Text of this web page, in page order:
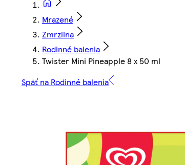
Mrazené
Zmrzlina
Rodinné balenia
Twister Mini Pineapple 8 x 50 ml
Späť na Rodinné balenia